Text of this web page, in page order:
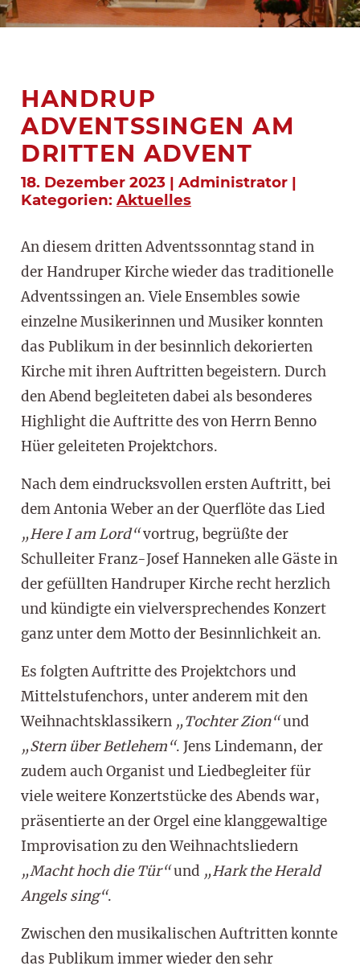
HANDRUP
ADVENTSSINGEN AM
DRITTEN ADVENT
18. Dezember 2023 | Administrator |
Kategorien: Aktuelles
An diesem dritten Adventssonntag stand in
der Handruper Kirche wieder das traditionelle
Adventssingen an. Viele Ensembles sowie
einzelne Musikerinnen und Musiker konnten
das Publikum in der besinnlich dekorierten
Kirche mit ihren Auftritten begeistern. Durch
den Abend begleiteten dabei als besonderes
Highlight die Auftritte des von Herrn Benno
Hüer geleiteten Projektchors.
Nach dem eindrucksvollen ersten Auftritt, bei
dem Antonia Weber an der Querflöte das Lied
„Here I am Lord“vortrug, begrüßte der
Schulleiter Franz-Josef Hanneken alle Gäste in
der gefüllten Handruper Kirche recht herzlich
und kündigte ein vielversprechendes Konzert
ganz unter dem Motto der Besinnlichkeit an.
Es folgten Auftritte des Projektchors und
Mittelstufenchors, unter anderem mit den
Weihnachtsklassikern „Tochter Zion“und
„Stern über Betlehem“. Jens Lindemann, der
zudem auch Organist und Liedbegleiter für
viele weitere Konzertstücke des Abends war,
präsentierte an der Orgel eine klanggewaltige
Improvisation zu den Weihnachtsliedern
„Macht hoch die Tür“und „Hark the Herald
Angels sing“.
Zwischen den musikalischen Auftritten konnte
das Publikum immer wieder den sehr